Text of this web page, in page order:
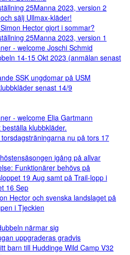
25Manna 2023, version 2
sälj Ullmax-kläder!
Hector gjort i sommar?
25Manna 2023, version 1
- welcome Joschi Schmid
14-15 Okt 2023 (anmälan senast
SSK ungdomar på USM
senast 14/9
- welcome Elia Gartmann
beställa klubbkläder.
nu på tors 17
igång på allvar
Funktionärer behövs på
19 Aug samt på Trail-lopp i
16 Sep
Hector och svenska landslaget på
i Tjeckien
närmar sig
uppgraderas gradvis
barn till Huddinge Wild Camp V32